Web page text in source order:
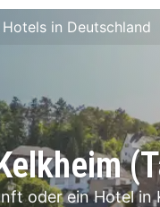
oder ein Hotel in
Hotels in Deutschland